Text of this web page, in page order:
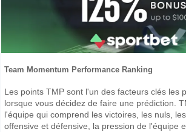
Team Momentum Performance Ranking
Les points TMP sont l'un des facteurs clés les
lorsque vous décidez de faire une prédiction.
l'équipe qui comprend les victoires, les nuls,
offensive et défensive, la pression de l'équipe